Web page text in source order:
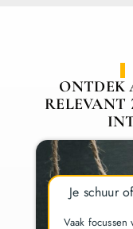
ONTDEK
RELEVANT
Je schuur
Vaak